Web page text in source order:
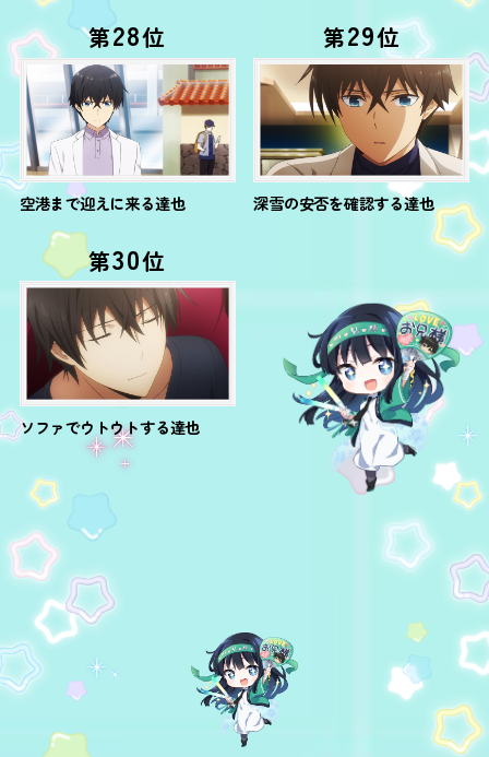
第28位
空港まで迎えに来る達也
第29位
深雪の安否を確認する達也
第30位
ソファでウトウトする達也